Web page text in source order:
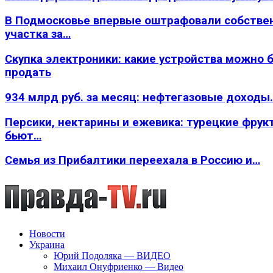
В Подмосковье впервые оштрафовали
участка за…
Скупка электроники: какие устройства можно
продать
934 млрд руб. за месяц: нефтегазовые
Персики, нектарины и ежевика: турецкие
бьют…
Семья из Прибалтики переехала в Россию и…
Новости
Украина
Юрий Подоляка — ВИДЕО
Михаил Онуфриенко — Видео